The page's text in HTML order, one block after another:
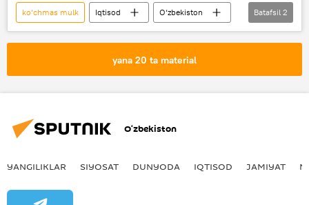
ko‘chmas mulk Iqtisod
O‘zbekiston
uy
ijara
Batafsil 2
yana 20 ta material
O‘zbekiston
YANGILIKLAR SIYOSAT DUNYODA IQTISOD JAMIYAT